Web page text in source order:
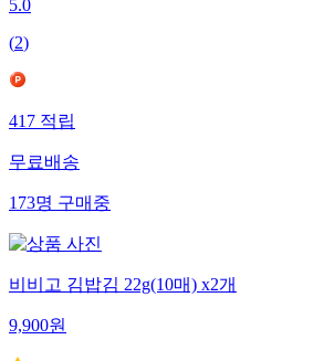
5.0
(2)
417적립
무료배송
173명구매중
비비고 김밥김 22g(10매) x2개
9,900원